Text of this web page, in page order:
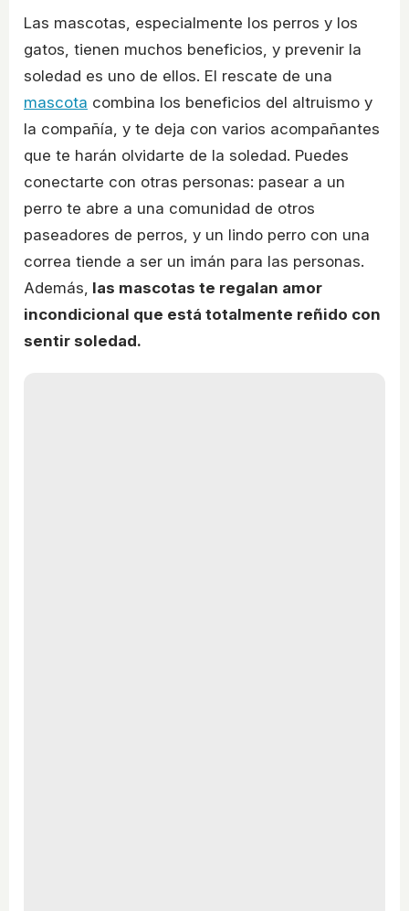
Las mascotas, especialmente los perros y los
gatos, tienen muchos beneficios, y prevenir la
soledad es uno de ellos. El rescate de una
mascota combina los beneficios del altruismo y
la compañía, y te deja con varios acompañantes
que te harán olvidarte de la soledad. Puedes
conectarte con otras personas: pasear a un
perro te abre a una comunidad de otros
paseadores de perros, y un lindo perro con una
correa tiende a ser un imán para las personas.
Además, las mascotas te regalan amor
incondicional que está totalmente reñido con
sentir soledad.